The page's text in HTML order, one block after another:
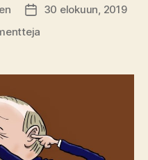
Julkaisupäivämäärä
30 elokuun, 2019
mielenosoittajia